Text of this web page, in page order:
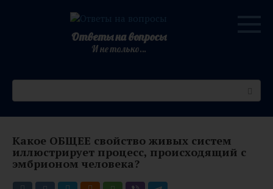
Ответы на вопросы
И не только…
Какое ОБЩЕЕ свойство живых систем
иллюстрирует процесс, происходящий с
эмбрионом человека?